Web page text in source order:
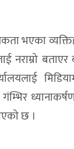
भएका
नराम्रो
गंम्भिर
छ ।